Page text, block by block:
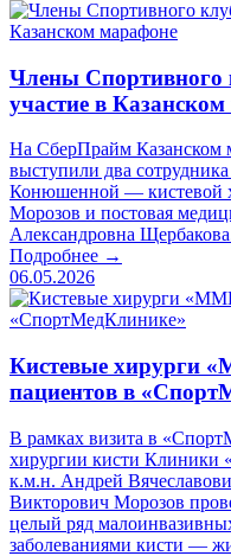
Члены
участие в
На СберПрайм Казанском
выступили два
Конюшенной — кистевой
Морозов и постовая
Александровна
Подробнее →
06.05.2026
Кистевые хирурги
пациентов в
В рамках визита в
хирургии кисти
к.м.н. Андрей
Викторович Морозов
целый ряд
заболеваниями кисти —